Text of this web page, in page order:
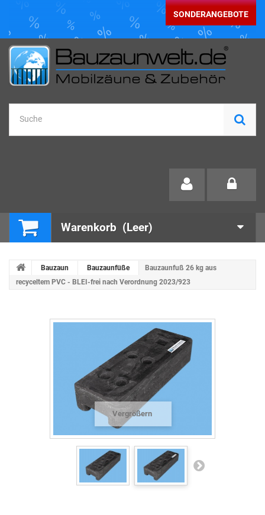
SONDERANGEBOTE
Warenkorb (Leer)
Bauzaun Bauzaunfüße
Bauzaunfuß 26 kg aus
recyceltem PVC - BLEI-frei nach Verordnung 2023/923
Vergrößern